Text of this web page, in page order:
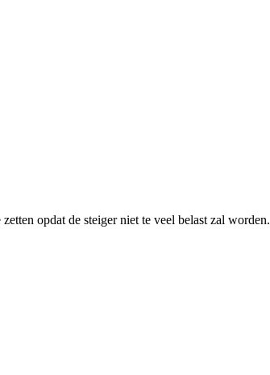
opdat de steiger niet te veel belast zal worden.